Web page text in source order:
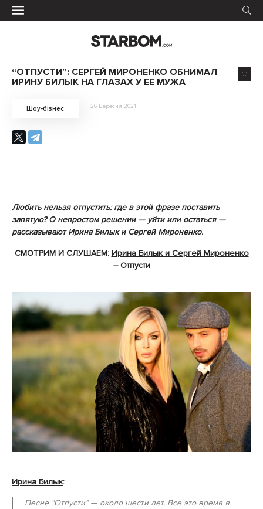
“ОТПУСТИ”: СЕРГЕЙ МИРОНЕНКО ОБНИМАЛ
ИРИНУ БИЛЫК НА ГЛАЗАХ У ЕЕ МУЖА
Шоу-бізнес 26 Вересня 2021
Любить нельзя отпустить: где в этой фразе поставить
запятую? О непростом решении — уйти или остаться —
рассказывают Ирина Билык и Сергей Мироненко.
СМОТРИМ И СЛУШАЕМ: Ирина Билык и Сергей Мироненко
– Отпусти
Ирина Билык:
Песне “Отпусти”— около шести лет. Все это время я